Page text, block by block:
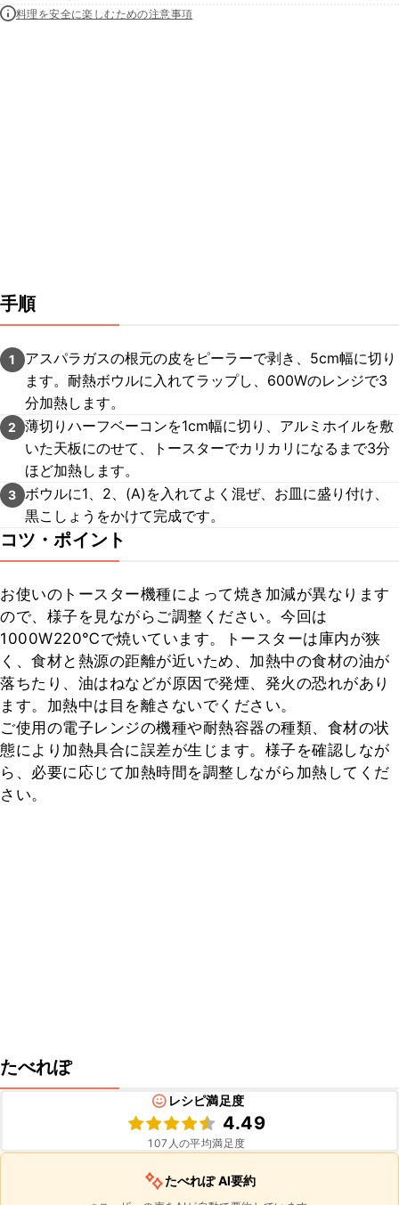
料理を安全に楽しむための注意事項
手順
1
アスパラガスの根元の皮をピーラーで剥き、5cm幅に切り
ます。耐熱ボウルに入れてラップし、600Wのレンジで3
分加熱します。
2
薄切りハーフベーコンを1cm幅に切り、アルミホイルを敷
いた天板にのせて、トースターでカリカリになるまで3分
ほど加熱します。
3 ボウルに1、2、(A)を入れてよく混ぜ、お皿に盛り付け、
黒こしょうをかけて完成です。
コツ・ポイント
お使いのトースター機種によって焼き加減が異なります
ので、様子を見ながらご調整ください。今回は
1000W220℃で焼いています。トースターは庫内が狭
く、食材と熱源の距離が近いため、加熱中の食材の油が
落ちたり、油はねなどが原因で発煙、発火の恐れがあり
ます。加熱中は目を離さないでください。
ご使用の電子レンジの機種や耐熱容器の種類、食材の状
態により加熱具合に誤差が生じます。様子を確認しなが
ら、必要に応じて加熱時間を調整しながら加熱してくだ
さい。
たべれぽ
レシピ満足度
4.49
107 人の平均満足度
たべれぽ AI要約